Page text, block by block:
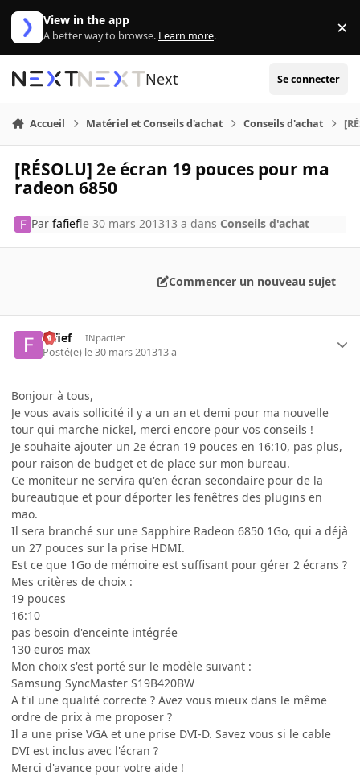
Aller au contenu
View in the app
A better way to browse. Learn more. ×
Next Se connecter
Accueil Matériel et Conseils d'achat Conseils d'achat
[RÉSOLU] 2e écran 19 pouces pour ma
radeon 6850
Parfafiefle 30 mars 201313 a dans Conseils d'achat
Commencer un nouveau sujet
fafief INpactien
Posté(e) le 30 mars 201313 a
Bonjour à tous,
Je vous avais sollicité il y a un an et demi pour ma nouvelle
tour qui marche nickel, merci encore pour vos conseils !
Je souhaite ajouter un 2e écran 19 pouces en 16:10, pas plus,
pour raison de budget et de place sur mon bureau.
Ce moniteur ne servira qu'en écran secondaire pour de la
bureautique et pour déporter les fenêtres des plugins en
mao.
Il sera branché sur une Sapphire Radeon 6850 1Go, qui a déjà
un 27 pouces sur la prise HDMI.
Est ce que 1Go de mémoire est suffisant pour gérer 2 écrans ?
Mes critères de choix :
19 pouces
16:10
pas besoin d'enceinte intégrée
130 euros max
Mon choix s'est porté sur le modèle suivant :
Samsung SyncMaster S19B420BW
A t'il une qualité correcte ? Avez vous mieux dans le même
ordre de prix à me proposer ?
Il a une prise VGA et une prise DVI-D. Savez vous si le cable
DVI est inclus avec l'écran ?
Merci d'avance pour votre aide !